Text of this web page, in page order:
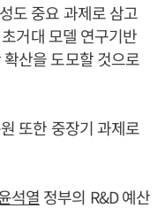
도 중요 과제로 삼고
거대 모델 연구기반
산을 도모할 것으로
또한 중장기 과제로
석열 정부의 R&D 예산